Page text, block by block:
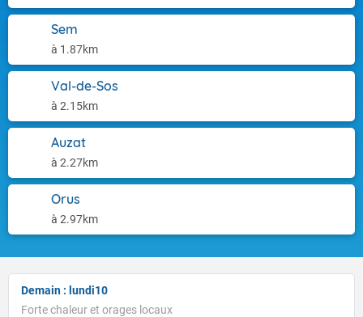
Sem
à 1.87km
Val-de-Sos
à 2.15km
Auzat
à 2.27km
Orus
à 2.97km
Demain : lundi10
Forte chaleur et orages locaux